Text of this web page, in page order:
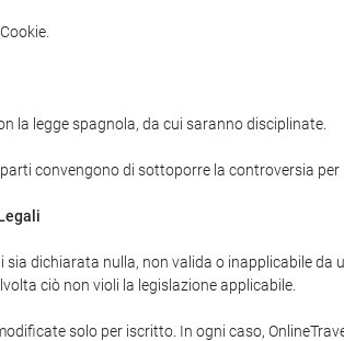
la legge spagnola, da cui saranno disciplinate.
convengono di sottoporre la controversia per
dichiarata nulla, non valida o inapplicabile
ciò non violi la legislazione applicabile.
solo per iscritto. In ogni caso,